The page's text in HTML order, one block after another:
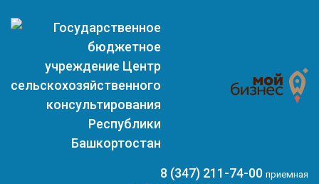
8 (347) 211-74-00 приемная